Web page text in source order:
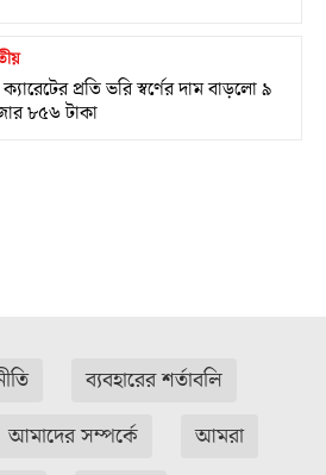
প্রতি ভরি স্বর্ণের দাম বাড়লো ৯
৮৫৬ টাকা
ব্যবহারের শর্তাবলি
আমাদের সম্পর্কে
আমরা